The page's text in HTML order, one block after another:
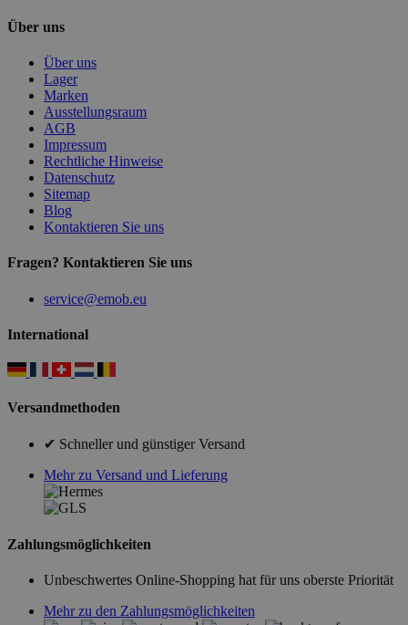
Über uns
Über uns
Lager
Marken
Ausstellungsraum
AGB
Impressum
Rechtliche Hinweise
Datenschutz
Sitemap
Blog
Kontaktieren Sie uns
Fragen? Kontaktieren Sie uns
service@emob.eu
International
Versandmethoden
✔ Schneller und günstiger Versand
Mehr zu Versand und Lieferung
Zahlungsmöglichkeiten
Unbeschwertes Online-Shopping hat für uns oberste Priorität
Mehr zu den Zahlungsmöglichkeiten